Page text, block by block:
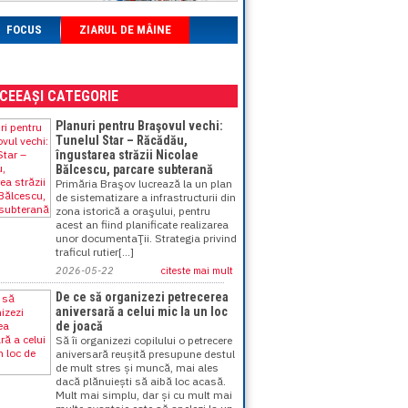
FOCUS ZIARUL DE MÂINE
CATEGORIE
Planuri pentru Braşovul vechi:
Tunelul Star – Răcădău,
îngustarea străzii Nicolae
Bălcescu, parcare subterană
Primăria Braşov lucrează la un plan
de sistematizare a infrastructurii din
zona istorică a oraşului, pentru
acest an fiind planificate realizarea
unor documentaŢii. Strategia privind
traficul rutier[...]
2026-05-22 citeste mai mult
De ce să organizezi petrecerea
aniversară a celui mic la un loc
de joacă
Să îi organizezi copilului o petrecere
aniversară reușită presupune destul
de mult stres și muncă, mai ales
dacă plănuiești să aibă loc acasă.
Mult mai simplu, dar și cu mult mai